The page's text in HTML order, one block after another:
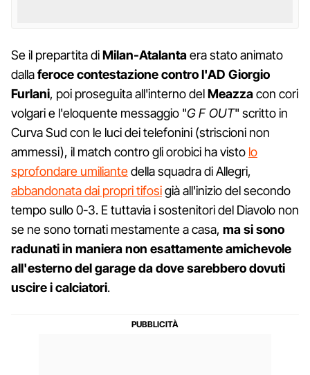
Se il prepartita diMilan-Atalantaera stato animato
dallaferoce contestazione contro l'AD Giorgio
Furlani, poi proseguita all'interno delMeazzacon cori
volgari e l'eloquente messaggio "G F OUT" scritto in
Curva Sud con le luci dei telefonini (striscioni non
ammessi), il match contro gli orobici ha visto lo
sprofondare umiliantedella squadra di Allegri,
abbandonata dai propri tifosigià all'inizio del secondo
tempo sullo 0-3. E tuttavia i sostenitori del Diavolo non
se ne sono tornati mestamente a casa, ma si sono
radunati in maniera non esattamente amichevole
all'esterno del garage da dove sarebbero dovuti
uscire i calciatori.